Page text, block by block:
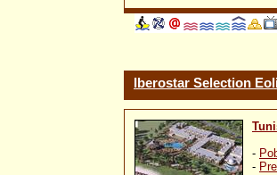
Iberostar Selection
-
-